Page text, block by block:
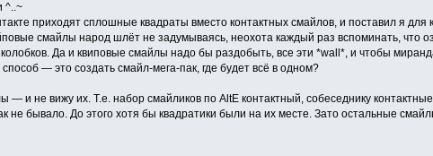
^..~
приходят сплошные квадраты вместо контактных смайлов, и поставил я
смайлы народ шлёт не задумываясь, неохота каждый раз вспоминать, что
Да и квиповые смайлы надо бы раздобыть, все эти *wall*, и чтобы
— это создать смайл-мега-пак, где будет всё в одном?
— и не вижу их. Т.е. набор смайликов по AltE контактный, собеседнику
не бывало. До этого хотя бы квадратики были на их месте. Зато остальные